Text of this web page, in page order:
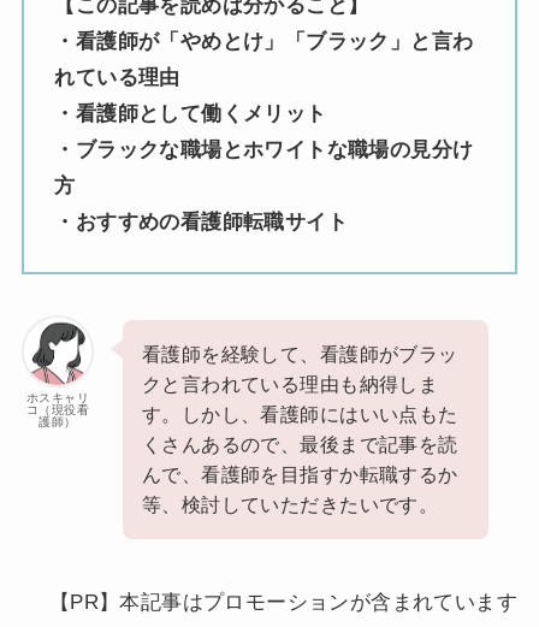
【この記事を読めば分かること】
・看護師が「やめとけ」「ブラック」と言わ
れている理由
・看護師として働くメリット
・ブラックな職場とホワイトな職場の見分け
方
・おすすめの看護師転職サイト
ホスキャリ
コ（現役看
護師）
看護師を経験して、看護師がブラッ
クと言われている理由も納得しま
す。しかし、看護師にはいい点もた
くさんあるので、最後まで記事を読
んで、看護師を目指すか転職するか
等、検討していただきたいです。
【PR】本記事はプロモーションが含まれています